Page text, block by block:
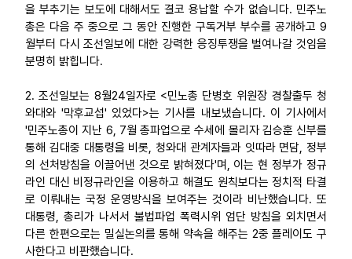
을 부추기는 보도에 대해서도 결코 용납할 수가 없습니다. 민주노
총은 다음 주 중으로 그 동안 진행한 구독거부 부수를 공개하고 9
월부터 다시 조선일보에 대한 강력한 응징투쟁을 벌여나갈 것임을
분명히 밝힙니다.
2. 조선일보는 8월24일자로 <민노총 단병호 위원장 경찰출두 청
와대와 '막후교섭' 있었다>는 기사를 내보냈습니다. 이 기사에서
'민주노총이 지난 6, 7월 총파업으로 수세에 몰리자 김승훈 신부를
통해 김대중 대통령을 비롯, 청와대 관계자들과 잇따라 면담, 정부
의 선처방침을 이끌어낸 것으로 밝혀졌다'며, 이는 현 정부가 정규
라인 대신 비정규라인을 이용하고 해결도 원칙보다는 정치적 타결
로 이뤄내는 국정 운영방식을 보여주는 것이라 비난했습니다. 또
대통령, 총리가 나서서 불법파업 폭력시위 엄단 방침을 외치면서
다른 한편으로는 밀실논의를 통해 약속을 해주는 2중 플레이도 구
사한다고 비판했습니다.